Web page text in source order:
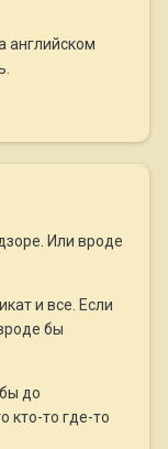
английском
Или вроде
и все. Если
бы
до
кто-то где-то